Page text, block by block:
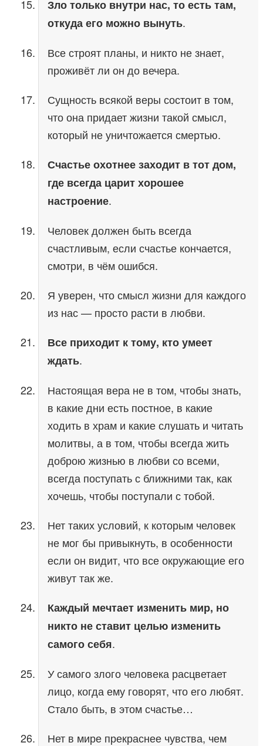
Зло только внутри нас, то есть там,
откуда его можно вынуть.
Все строят планы, и никто не знает,
проживёт ли он до вечера.
Сущность всякой веры состоит в том,
что она придает жизни такой смысл,
который не уничтожается смертью.
Счастье охотнее заходит в тот дом,
где всегда царит хорошее
настроение.
Человек должен быть всегда
счастливым, если счастье кончается,
смотри, в чём ошибся.
Я уверен, что смысл жизни для каждого
из нас — просто расти в любви.
Все приходит к тому, кто умеет
ждать.
Настоящая вера не в том, чтобы знать,
в какие дни есть постное, в какие
ходить в храм и какие слушать и читать
молитвы, а в том, чтобы всегда жить
доброю жизнью в любви со всеми,
всегда поступать с ближними так, как
хочешь, чтобы поступали с тобой.
Нет таких условий, к которым человек
не мог бы привыкнуть, в особенности
если он видит, что все окружающие его
живут так же.
Каждый мечтает изменить мир, но
никто не ставит целью изменить
самого себя.
У самого злого человека расцветает
лицо, когда ему говорят, что его любят.
Стало быть, в этом счастье…
Нет в мире прекраснее чувства, чем